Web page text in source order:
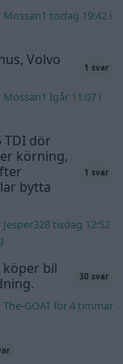
Mossan1 tisdag 19:42i
Volvo
1 svar
Mossan1 Igår 11:07i
TDI dör
körning,
bytta
1 svar
Jesper328 tisdag 12:52
bil
30 svar
The-GOAT för 4 timmar